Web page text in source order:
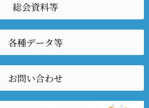
総会資料等
各種データ等
お問い合わせ